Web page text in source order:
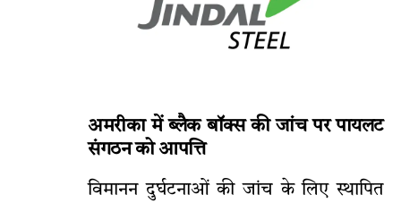
अमरीका में ब्लैक बॉक्स की जांच पर पायलट
संगठन को आपत्ति
विमानन दुर्घटनाओं की जांच के लिए स्थापित